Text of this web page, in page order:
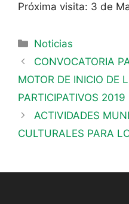
Próxima visita: 3 de
Noticias
CONVOCATORIA
MOTOR DE INICIO DE
PARTICIPATIVOS
ACTIVIDADES
CULTURALES PARA